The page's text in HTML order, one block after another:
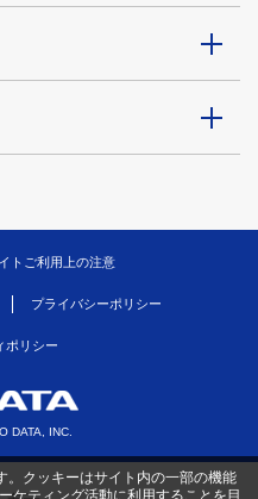
トご利用上の注意
プライバシーポリシー
ポリシー
DATA, INC.
。クッキーはサイト内の一部の機能
ケティング活動に利用することを目